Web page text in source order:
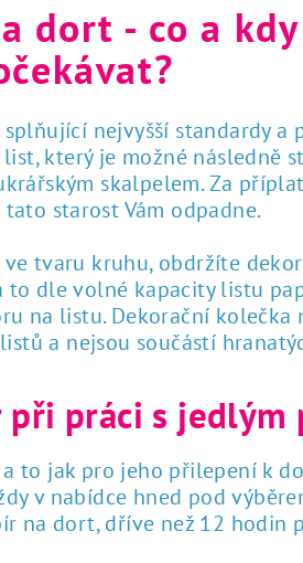
dort - co a
nejvyšší standardy a
který je možné následně
skalpelem. Za
tato starost Vám odpadne.
tvaru kruhu, obdržíte
dle volné kapacity listu
na listu. Dekorační kolečka
a nejsou součástí
při práci s jedlým
to jak pro jeho přilepení k
v nabídce hned pod
na dort, dříve než 12 hodin